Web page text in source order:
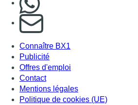
S'abonner à notre newsletter
Connaître BX1
Publicité
Offres d'emploi
Contact
Mentions légales
Politique de cookies (UE)